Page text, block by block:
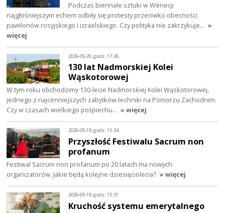
Podczas biennale sztuki w Wenecji
najgłośniejszym echem odbiły się protesty przeciwko obecności
pawilonów rosyjskiego i izraelskiego. Czy polityka nie zakrzykuje… »
więcej
2026-05-20, godz. 17:45
130 lat Nadmorskiej Kolei
Wąskotorowej
W tym roku obchodzimy 130-lecie Nadmorskiej Kolei Wąskotorowej,
jednego z najcenniejszych zabytków techniki na Pomorzu Zachodnim.
Czy w czasach wielkiego pośpiechu… » więcej
2026-05-19, godz. 15:34
Przyszłość Festiwalu Sacrum non
profanum
Festiwal Sacrum non profanum po 20 latach ma nowych
organizatorów. Jakie będą kolejne dziesięciolecia? » więcej
2026-05-19, godz. 15:31
Kruchość systemu emerytalnego